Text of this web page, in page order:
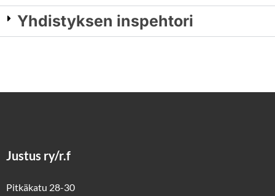
Yhdistyksen inspehtori
Justus ry/r.f
Pitkäkatu 28-30